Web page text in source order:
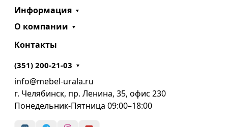
Информация
О компании
Контакты
(351) 200-21-03
info@mebel-urala.ru
г. Челябинск, пр. Ленина, 35, офис 230
Понедельник-Пятница 09:00–18:00